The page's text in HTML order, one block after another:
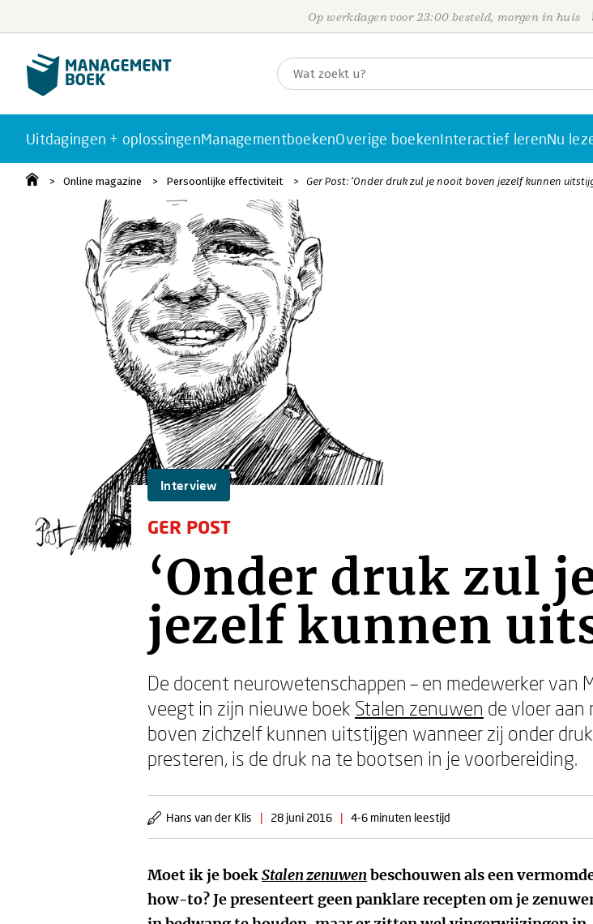
Op werkdagen voor 23:00 besteld, morgen in huis
Uitdagingen + oplossingenManagementboekenOverige boekenInteractief lerenNu
Online magazine Persoonlijke effectiviteit Ger Post: ‘Onder druk zul je nooit boven jezelf kunnen
Interview
GER POST
‘Onder druk zul
jezelf kunnen
De docent neurowetenschappen – en medewerker van
veegt in zijn nieuwe boek Stalen zenuwen de vloer
boven zichzelf kunnen uitstijgen wanneer zij onder
presteren, is de druk na te bootsen in je voorbereiding.
Hans van der Klis | 28 juni 2016 | 4-6 minuten leestijd
Moet ik je boekStalen zenuwenbeschouwen als een
how-to? Je presenteert geen panklare recepten om je